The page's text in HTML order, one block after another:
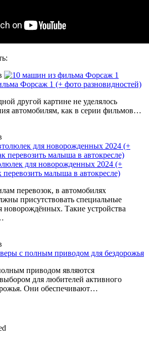
Форсаж 1 (+ фото разновидностей)
другой картине не уделялось
автомобилям, как в серии фильмов…
для новорожденных 2024 (+
перевозить малыша в автокресле)
перевозок, в автомобилях
присутствовать специальные
новорождённых. Такие устройства
с полным приводом для бездорожья
приводом являются
для любителей активного
Они обеспечивают…